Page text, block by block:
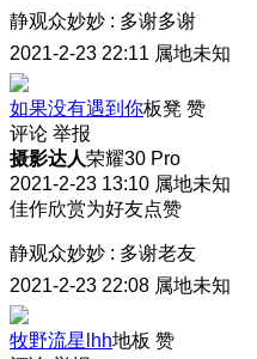
静观众妙妙 : 多谢多谢
2021-2-23 22:11 属地未知
如果没有遇到你板凳 赞
评论 举报
摄影达人荣耀30 Pro
2021-2-23 13:10 属地未知
佳作欣赏为好友点赞
静观众妙妙 : 多谢老友
2021-2-23 22:08 属地未知
牧野流星lhh地板 赞